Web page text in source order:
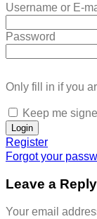
Username or E-
Password
Only fill in if you
Keep me
Register
Forgot your
Leave a Reply
Your email